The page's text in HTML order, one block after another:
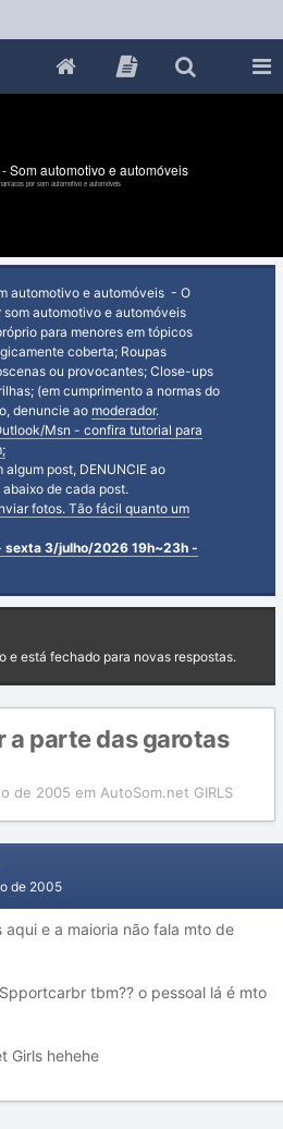
Som automotivo e automóveis
por som automotivo e automóveis
automotivo e automóveis - O
automotivo e automóveis
para menores em tópicos
coberta; Roupas
ou provocantes; Close-ups
(em cumprimento a normas do
denuncie ao moderador.
Msn - confira tutorial para
post, DENUNCIE ao
de cada post.
fotos. Tão fácil quanto um
sexta 3/julho/2026 19h~23h -
e está fechado para novas respostas.
a parte das garotas
de 2005 em AutoSom.net GIRLS
de 2005
e a maioria não fala mto de
tbm?? o pessoal lá é mto
Girls hehehe